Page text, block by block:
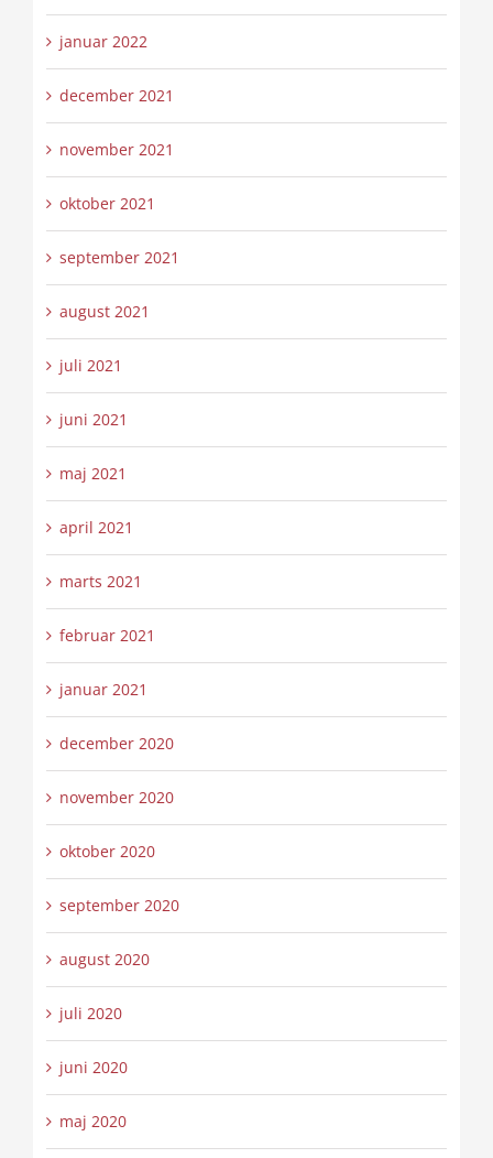
januar 2022
december 2021
november 2021
oktober 2021
september 2021
august 2021
juli 2021
juni 2021
maj 2021
april 2021
marts 2021
februar 2021
januar 2021
december 2020
november 2020
oktober 2020
september 2020
august 2020
juli 2020
juni 2020
maj 2020